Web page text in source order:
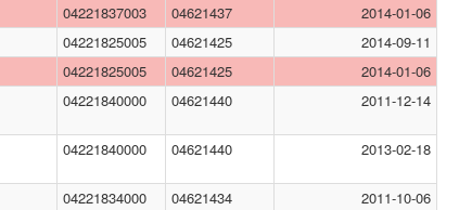
04221837003 04621437
2014-01-06
04221825005 04621425
2014-09-11
04221825005 04621425
2014-01-06
04221840000 04621440 2011-12-14
04221840000 04621440 2013-02-18
04221834000 04621434 2011-10-06